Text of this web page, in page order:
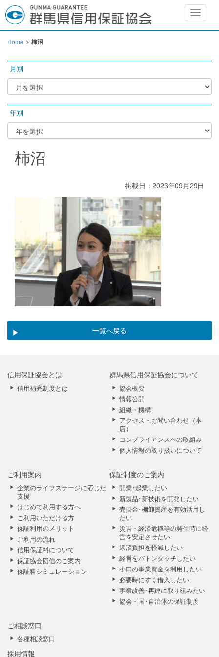
Toggle
Home > 柿沼
月別
年別
柿沼
掲載日：2023年09月29日
一覧へ戻る
信用保証協会とは
信用補完制度とは
群馬県信用保証協会について
協会概要
情報公開
組織・機構
アクセス・お問い合わせ（本
店）
コンプライアンスへの取組み
個人情報の取り扱いについて
ご利用案内
企業のライフステージに応じた
支援
はじめて利用する方へ
ご利用いただける方
保証利用のメリット
ご利用の流れ
信用保証料について
保証協会団信のご案内
保証料シミュレーション
保証制度のご案内
開業･起業したい
新製品･新技術を開発したい
売掛金･棚卸資産を有効活用し
たい
災害・経済危機等の発生時に経
営を安定させたい
返済負担を軽減したい
経営をバトンタッチしたい
小口の事業資金を利用したい
必要時にすぐ借入したい
事業改善･再建に取り組みたい
協会・国･自治体の保証制度
ご相談窓口
各種相談窓口
採用情報